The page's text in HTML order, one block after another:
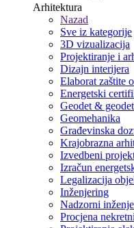
Arhitektura
Nazad
Sve iz kategorije
3D vizualizacija
Projektiranje i
Dizajn interijera
Elaborat zaštite
Energetski
Geodet &
Geomehanika
Građevinska
Krajobrazna
Izvedbeni
Izračun
Legalizacija
Inženjering
Nadzorni
Procjena